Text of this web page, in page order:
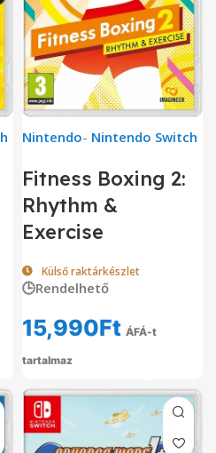
Nintendo- Nintendo Switch
Fitness Boxing 2:
Rhythm &
Exercise
Külső raktárkészlet
🕒Rendelhető
15,990Ft ÁFÁ-t
tartalmaz